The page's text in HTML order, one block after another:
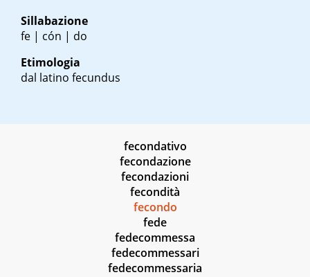
Sillabazione
fe | cón | do
Etimologia
dal latino fecundus
fecondativo
fecondazione
fecondazioni
fecondità
fecondo
fede
fedecommessa
fedecommessari
fedecommessaria